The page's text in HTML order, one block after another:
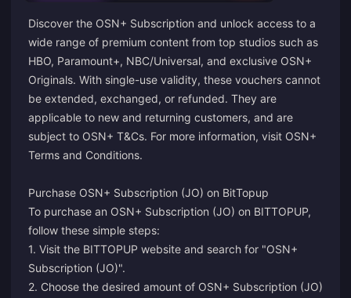
Discover the OSN+ Subscription and unlock access to a
wide range of premium content from top studios such as
HBO, Paramount+, NBC/Universal, and exclusive OSN+
Originals. With single-use validity, these vouchers cannot
be extended, exchanged, or refunded. They are
applicable to new and returning customers, and are
subject to OSN+ T&Cs. For more information, visit OSN+
Terms and Conditions.
Purchase OSN+ Subscription (JO) on BitTopup
To purchase an OSN+ Subscription (JO) on BITTOPUP,
follow these simple steps:
1. Visit the BITTOPUP website and search for "OSN+
Subscription (JO)".
2. Choose the desired amount of OSN+ Subscription (JO)